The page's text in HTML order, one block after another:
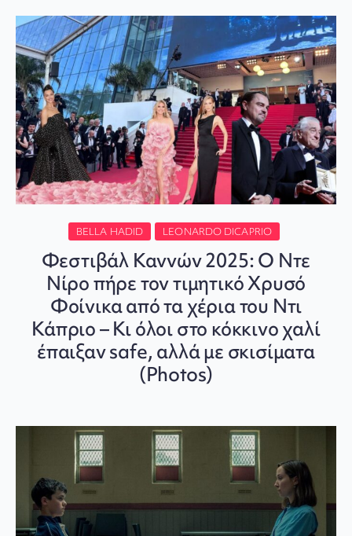
BELLA HADID LEONARDO DICAPRIO
Φεστιβάλ Καννών 2025: Ο Ντε
Νίρο πήρε τον τιμητικό Χρυσό
Φοίνικα από τα χέρια του Ντι
Κάπριο – Κι όλοι στο κόκκινο χαλί
έπαιξαν safe, αλλά με σκισίματα
(Photos)